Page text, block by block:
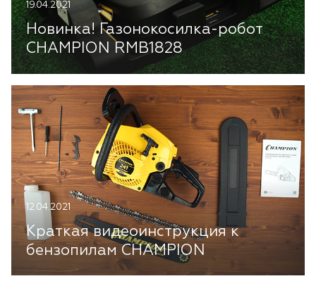
19.04.2021
Новинка! Газонокосилка-робот
CHAMPION RMB1828
12.04.2021
Краткая видеоинструкция к
бензопилам CHAMPION